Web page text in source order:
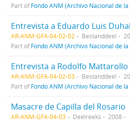
Part ofFondo ANM (Archivo Nacional de
Entrevista a Eduardo Luis
AR-ANM-GFA-04-02-02 Bestanddeel
Part ofFondo ANM (Archivo Nacional de
Entrevista a Rodolfo Mattarollo
AR-ANM-GFA-04-02-03 Bestanddeel
Part ofFondo ANM (Archivo Nacional de
Masacre de Capilla del Rosario
AR-ANM-GFA-04-03 Deelreeks
2008